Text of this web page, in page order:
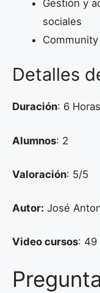
Gestión y
sociales
Detalles
Duración: 6 Horas
Alumnos: 2
Valoración: 5/5
Autor: José
Video cursos: 49